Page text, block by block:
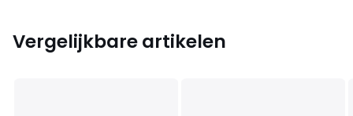
Vergelijkbare artikelen